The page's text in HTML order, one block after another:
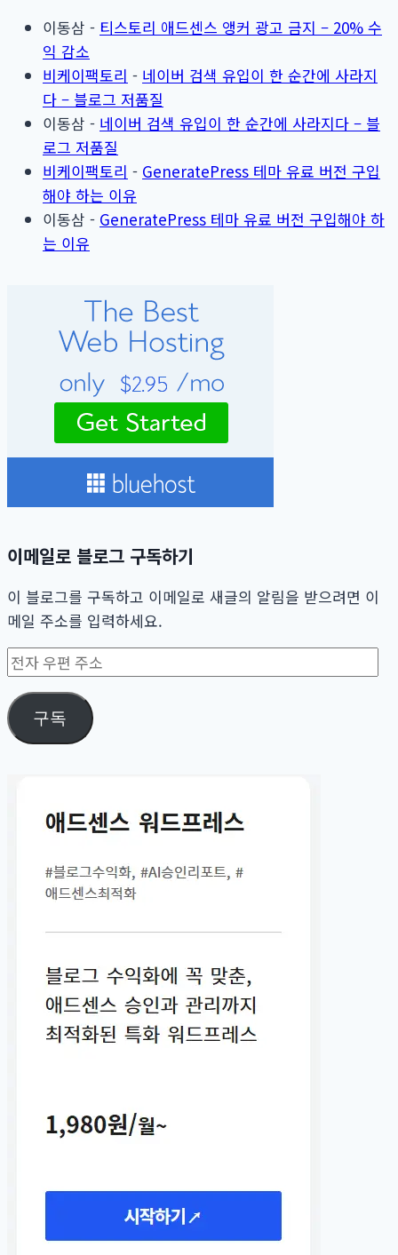
이동삼 - 티스토리 애드센스 앵커 광고 금지 – 20% 수
익 감소
비케이팩토리 - 네이버 검색 유입이 한 순간에 사라지
다 – 블로그 저품질
이동삼 - 네이버 검색 유입이 한 순간에 사라지다 – 블
로그 저품질
비케이팩토리 - GeneratePress 테마 유료 버전 구입
해야 하는 이유
이동삼 - GeneratePress 테마 유료 버전 구입해야 하
는 이유
이메일로 블로그 구독하기
이 블로그를 구독하고 이메일로 새글의 알림을 받으려면 이
메일 주소를 입력하세요.
전
자
우
편
구독